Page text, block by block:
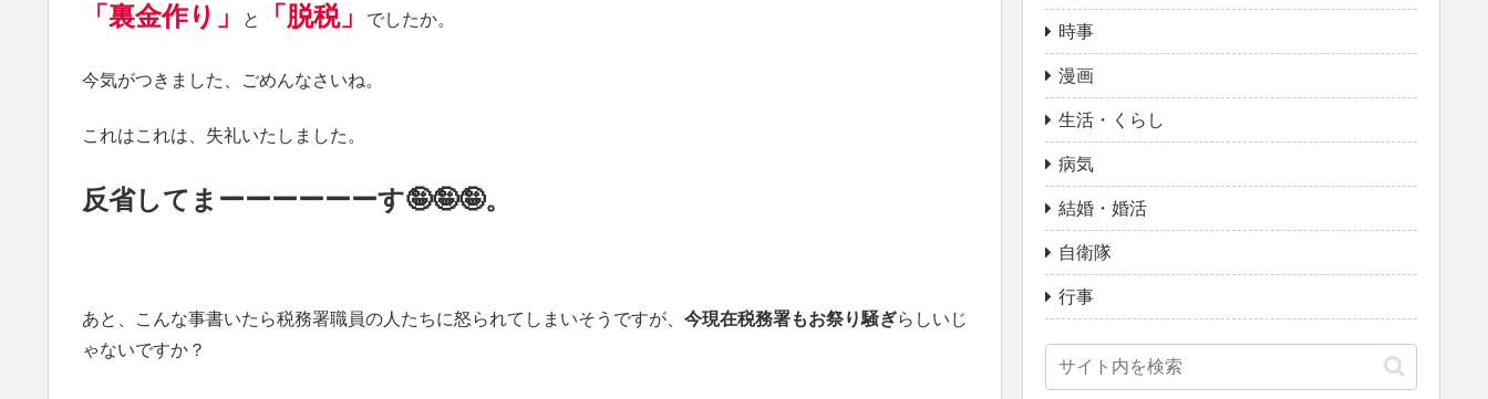
「裏金作り」 と 「脱税」 でしたか。
今気がつきました、ごめんなさいね。
これはこれは、失礼いたしました。
反省してまーーーーーーす🤪🤪🤪。
あと、こんな事書いたら税務署職員の人たちに怒られてしまいそうですが、 今現在税務署もお祭り騒ぎらしいじ
ゃないですか？
時事
漫画
生活・くらし
病気
結婚・婚活
自衛隊
行事